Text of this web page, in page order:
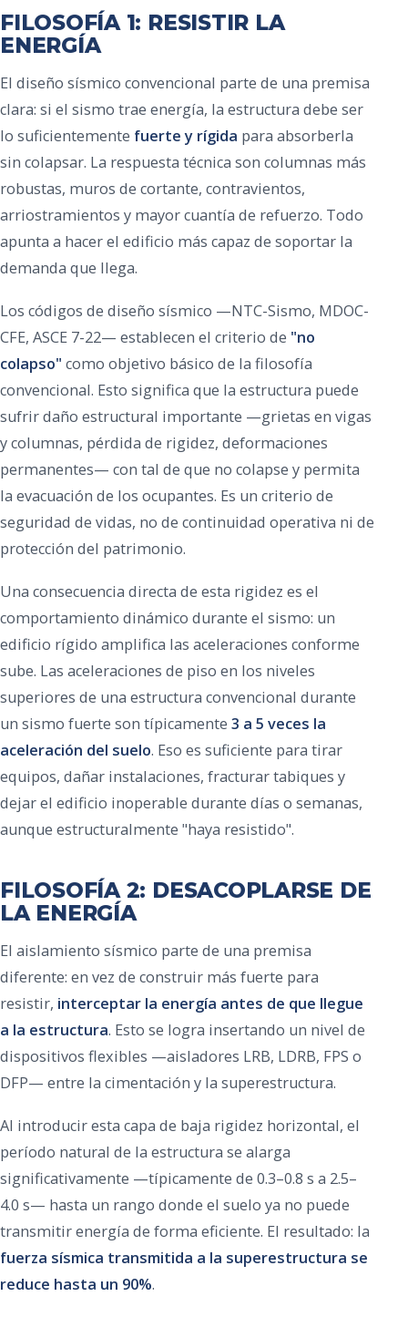
FILOSOFÍA 1: RESISTIR LA
ENERGÍA
El diseño sísmico convencional parte de una premisa
clara: si el sismo trae energía, la estructura debe ser
lo suficientemente fuerte y rígida para absorberla
sin colapsar. La respuesta técnica son columnas más
robustas, muros de cortante, contravientos,
arriostramientos y mayor cuantía de refuerzo. Todo
apunta a hacer el edificio más capaz de soportar la
demanda que llega.
Los códigos de diseño sísmico —NTC-Sismo, MDOC-
CFE, ASCE 7-22— establecen el criterio de "no
colapso" como objetivo básico de la filosofía
convencional. Esto significa que la estructura puede
sufrir daño estructural importante —grietas en vigas
y columnas, pérdida de rigidez, deformaciones
permanentes— con tal de que no colapse y permita
la evacuación de los ocupantes. Es un criterio de
seguridad de vidas, no de continuidad operativa ni de
protección del patrimonio.
Una consecuencia directa de esta rigidez es el
comportamiento dinámico durante el sismo: un
edificio rígido amplifica las aceleraciones conforme
sube. Las aceleraciones de piso en los niveles
superiores de una estructura convencional durante
un sismo fuerte son típicamente 3 a 5 veces la
aceleración del suelo. Eso es suficiente para tirar
equipos, dañar instalaciones, fracturar tabiques y
dejar el edificio inoperable durante días o semanas,
aunque estructuralmente "haya resistido".
FILOSOFÍA 2: DESACOPLARSE DE
LA ENERGÍA
El aislamiento sísmico parte de una premisa
diferente: en vez de construir más fuerte para
resistir, interceptar la energía antes de que llegue
a la estructura. Esto se logra insertando un nivel de
dispositivos flexibles —aisladores LRB, LDRB, FPS o
DFP— entre la cimentación y la superestructura.
Al introducir esta capa de baja rigidez horizontal, el
período natural de la estructura se alarga
significativamente —típicamente de 0.3–0.8 s a 2.5–
4.0 s— hasta un rango donde el suelo ya no puede
transmitir energía de forma eficiente. El resultado: la
fuerza sísmica transmitida a la superestructura se
reduce hasta un 90%.